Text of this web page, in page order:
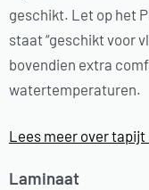
geschikt. Let op het
staat “geschikt voor
bovendien extra
watertemperaturen.
Lees meer over
Laminaat